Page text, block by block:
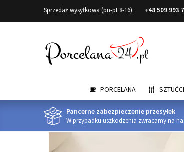
Sprzedaż wysyłkowa (pn-pt 8-16): +48 509 993
PORCELANA
Pancerne zabezpieczenie przesyłek
W przypadku uszkodzenia zwracamy na